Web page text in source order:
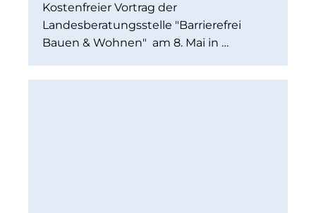
Kostenfreier Vortrag der
Landesberatungsstelle "Barrierefrei
Bauen & Wohnen" am 8. Mai in …